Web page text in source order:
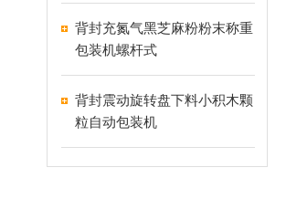
背封充氮气黑芝麻粉粉末称重
包装机螺杆式
背封震动旋转盘下料小积木颗
粒自动包装机